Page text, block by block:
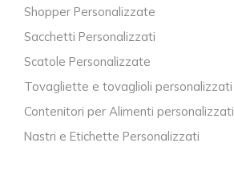
Shopper Personalizzate
Sacchetti Personalizzati
Scatole Personalizzate
Tovagliette e tovaglioli personalizzati
Contenitori per Alimenti personalizzati
Nastri e Etichette Personalizzati